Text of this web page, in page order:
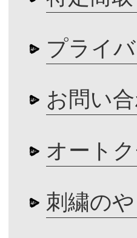
プライ
お問い
オート
刺繍の